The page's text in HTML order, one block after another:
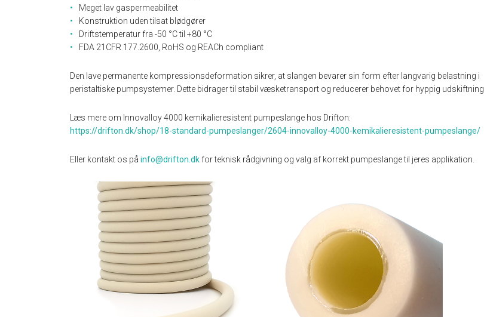
Meget lav gaspermeabilitet
Konstruktion uden tilsat blødgører
Driftstemperatur fra -50 °C til +80 °C
FDA 21CFR 177.2600, RoHS og REACh compliant
Den lave permanente kompressionsdeformation sikrer, at slangen bevarer sin form efter langvarig belastning i
peristaltiske pumpsystemer. Dette bidrager til stabil væsketransport og reducerer behovet for hyppig udskiftning.
Læs mere om Innovalloy 4000 kemikalieresistent pumpeslange hos Drifton:
https://drifton.dk/shop/18-standard-pumpeslanger/2604-innovalloy-4000-kemikalieresistent-pumpeslange/
Eller kontakt os på info@drifton.dk for teknisk rådgivning og valg af korrekt pumpeslange til jeres applikation.